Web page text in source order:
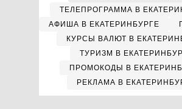
ТЕЛЕПРОГРАММА В
АФИША В ЕКАТЕРИНБУРГЕ
КУРСЫ ВАЛЮТ В
ТУРИЗМ В
ПРОМОКОДЫ В
РЕКЛАМА В